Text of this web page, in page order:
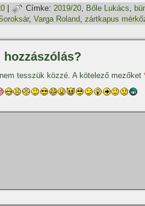
Címke: 2019/20, Bőle Lukács,
, Varga Roland, zártkapus
hozzászólás?
tesszük közzé. A kötelező mezőket